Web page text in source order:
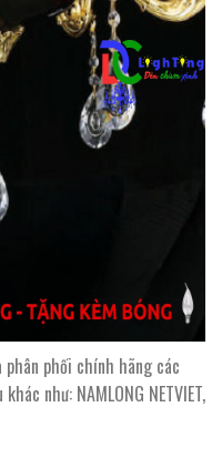
phối chính hãng các
như: NAMLONG NETVIET,